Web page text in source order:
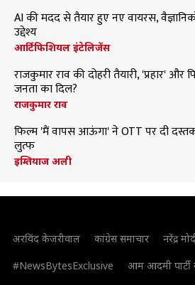
AI की मदद से तैयार हुए नए वायरस,
उद्देश्य
आर्टिफिशियल इंटेलिजेंस
राजकुमार राव की दोहरी तैयारी, 'प्रहार'
जनता का दिल?
राजकुमार राव
फिल्म 'मैं वापस आऊंगा' ने OTT पर दी
लुत्फ
इम्तियाज अली
अरविंद केजरीवाल कांग्रेस समाचार नरेंद्र
#NewsBytesExclusive
आम आदमी पार्टी